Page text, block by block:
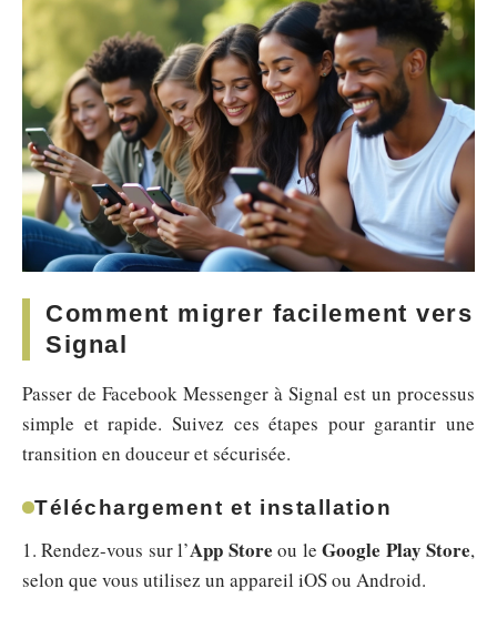
Comment migrer facilement vers
Signal
Passer de Facebook Messenger à Signal est un processus
simple et rapide. Suivez ces étapes pour garantir une
transition en douceur et sécurisée.
Téléchargement et installation
1. Rendez-vous sur l’App Store ou leGoogle Play Store,
selon que vous utilisez un appareil iOS ou Android.